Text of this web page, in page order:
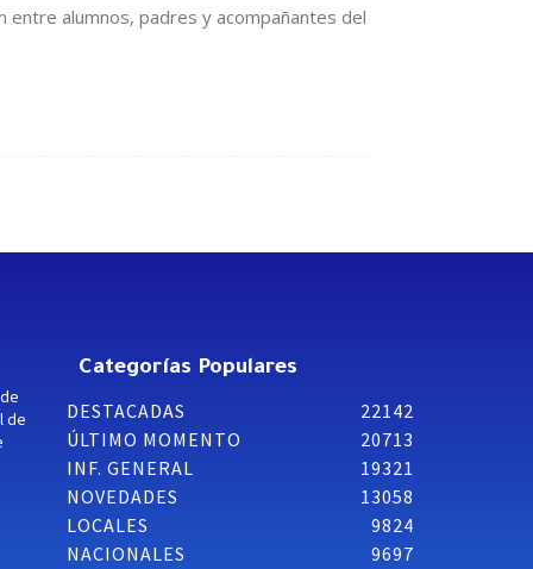
entre alumnos, padres y acompañantes del
de
Categorías Populares
DESTACADAS
22142
ÚLTIMO MOMENTO
20713
INF. GENERAL
19321
NOVEDADES
13058
LOCALES
9824
NACIONALES
9697